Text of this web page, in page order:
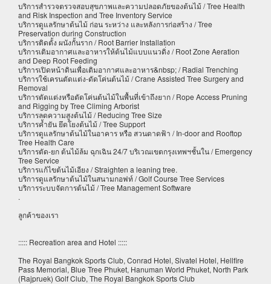
บริการสำรวจตรวจสอบสุขภาพและความปลอดภัยของต้นไม้ / Tree Health
and Risk Inspection and Tree Inventory Service
บริการดูแลรักษาต้นไม้ ก่อน ระหว่าง และหลังการก่อสร้าง / Tree
Preservation during Construction
บริการติดตั้ง ผนังกั้นราก / Root Barrier Installation
บริการเติมอากาศและอาหารให้ต้นไม้แบบแนวดิ่ง / Root Zone Aeration
and Deep Root Feeding
บริการเปิดหน้าดินเพื่อเติมอากาศและอาหาร&nbsp; / Radial Trenching
บริการใช้เครนตัดแต่ง-ดัดโค่นต้นไม้ / Crane Assisted Tree Surgery and
Removal
บริการตัดแต่งหรือตัดโค่นต้นไม้ในพื้นที่เข้าถึงยาก / Rope Access Pruning
and Rigging by Tree Climing Arborist
บริการลดความสูงต้นไม้ / Reducing Tree Size
บริการค้ำยัน ยึดโยงต้นไม้ / Tree Support
บริการดูแลรักษาต้นไม้ในอาคาร หรือ สวนดาดฟ้า / In-door and Rooftop
Tree Health Care
บริการตัด-ยก ต้นไม้ล้ม ฉุกเฉิน 24/7 บริเวณเขตกรุงเทพฯชั้นใน / Emergency
Tree Service
บริการแก้ไขต้นไม้เอียง / Straighten a leaning tree.
บริการดูแลรักษาต้นไม้ในสนามกอฟท์ / Golf Course Tree Services
บริการระบบจัดการต้นไม้ / Tree Management Software
.
ลูกค้าของเรา
::::: Recreation area and Hotel :::::
The Royal Bangkok Sports Club, Conrad Hotel, Sivatel Hotel, Hellfire
Pass Memorial, Blue Tree Phuket, Hanuman World Phuket, North Park
(Rajpruek) Golf Club, The Royal Bangkok Sports Club